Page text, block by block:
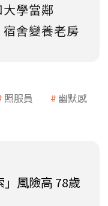
學當鄰
舍變養老房
照服員
幽默感
風險高 78歲